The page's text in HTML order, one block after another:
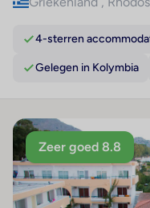
4-sterren
Gelegen in Kolymbia
Zeer goed 8.8